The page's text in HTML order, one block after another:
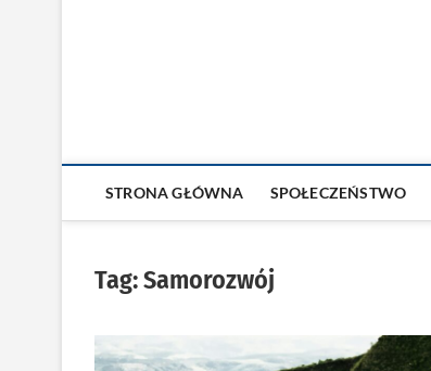
STRONA GŁÓWNA SPOŁECZEŃSTWO
Tag:Samorozwój